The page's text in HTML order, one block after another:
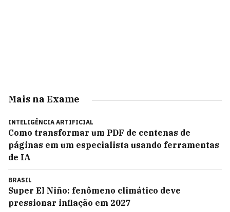
Mais na Exame
INTELIGÊNCIA ARTIFICIAL
Como transformar um PDF de centenas de
páginas em um especialista usando ferramentas
de IA
BRASIL
Super El Niño: fenômeno climático deve
pressionar inflação em 2027